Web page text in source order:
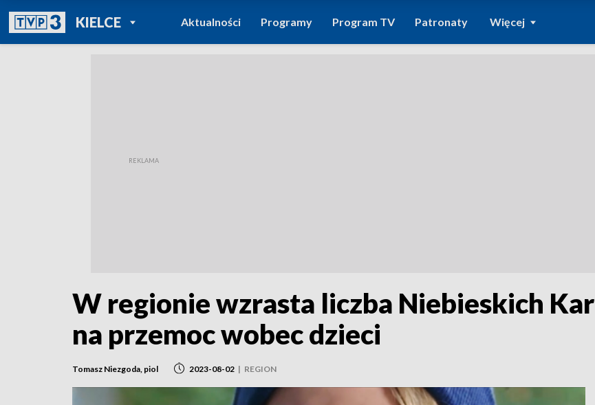
KIELCEPOWRÓT DO
TVP REGIONY
Aktualności Programy Program TV Patronaty Więcej
W regionie wzrasta liczba Niebieskich
na przemoc wobec dzieci
Tomasz Niezgoda, piol 2023-08-02 | REGION